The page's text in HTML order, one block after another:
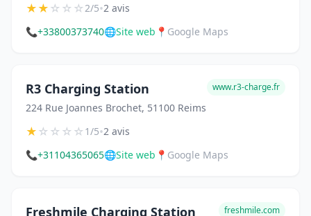
★★☆☆☆2/5•2 avis
📞+33800373740🌐Site web 📍 Google Maps
R3 Charging Station
224 Rue Joannes Brochet, 51100 Reims
www.r3-charge.fr
★☆☆☆☆1/5•2 avis
📞+31104365065🌐Site web 📍 Google Maps
Freshmile Charging Station freshmile.com